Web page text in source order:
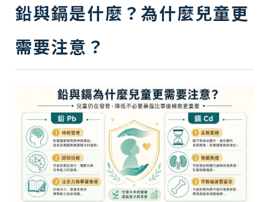
鉛與鎘是什麼？為什麼兒童更
需要注意？